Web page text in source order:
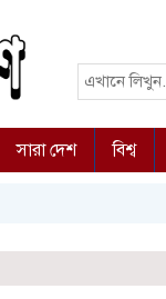
সারা দেশ বিশ্ব